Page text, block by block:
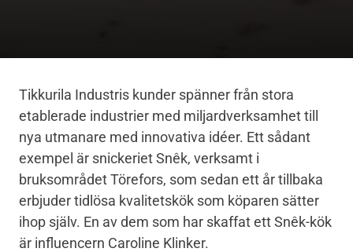
Tikkurila Industris kunder spänner från stora
etablerade industrier med miljardverksamhet till
nya utmanare med innovativa idéer. Ett sådant
exempel är snickeriet Snêk, verksamt i
bruksområdet Törefors, som sedan ett år tillbaka
erbjuder tidlösa kvalitetskök som köparen sätter
ihop själv. En av dem som har skaffat ett Snêk-kök
är influencern Caroline Klinker.